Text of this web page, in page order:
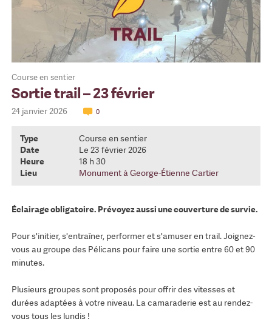
Course en sentier
Sortie trail – 23 février
24 janvier 2026 0
Type
Course en sentier
Date
Le 23 février 2026
Heure
18 h 30
Lieu
Monument à George-Étienne Cartier
Éclairage obligatoire. Prévoyez aussi une couverture de survie.
Pour s'initier, s'entraîner, performer et s'amuser en trail. Joignez-
vous au groupe des Pélicans pour faire une sortie entre 60 et 90
minutes.
Plusieurs groupes sont proposés pour offrir des vitesses et
durées adaptées à votre niveau. La camaraderie est au rendez-
vous tous les lundis !